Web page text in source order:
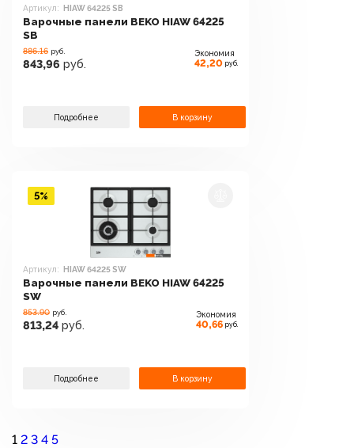
Артикул: HIAW 64225 SB
Варочные панели BEKO HIAW 64225
SB
886.16 руб.
843,96 руб.
Экономия
42,20 руб.
Подробнее В корзину
Артикул: HIAW 64225 SW
Варочные панели BEKO HIAW 64225
SW
853.90 руб.
813,24 руб.
Экономия
40,66 руб.
Подробнее В корзину
5%
1 2 3 4 5